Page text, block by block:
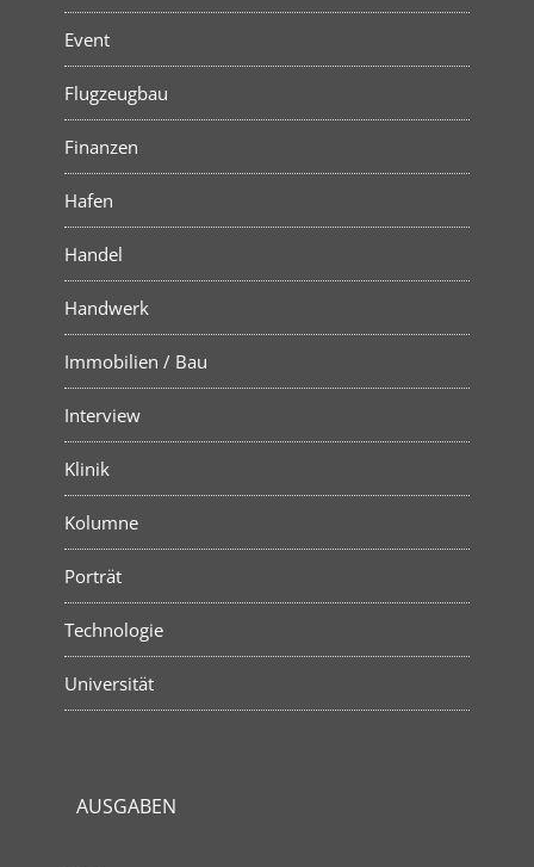
Event
Flugzeugbau
Finanzen
Hafen
Handel
Handwerk
Immobilien / Bau
Interview
Klinik
Kolumne
Porträt
Technologie
Universität
AUSGABEN